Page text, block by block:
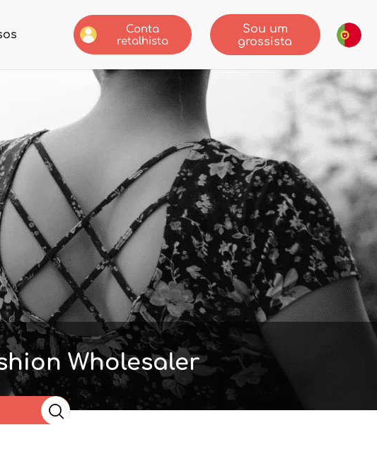
Conta
retalhista
Sou um
grossista
Wholesaler